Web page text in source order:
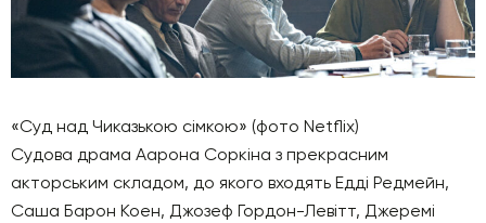
«Суд над Чиказькою сімкою» (фото Netflix)
Судова драма Аарона Соркіна з прекрасним
акторським складом, до якого входять Едді Редмейн,
Саша Барон Коен, Джозеф Гордон-Левітт, Джеремі